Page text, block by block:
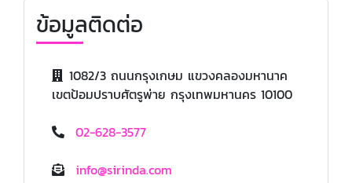
ข้อมูลติดต่อ
1082/3 ถนนกรุงเกษม แขวงคลองมหานาค
เขตป้อมปราบศัตรูพ่าย กรุงเทพมหานคร 10100
02-628-3577
info@sirinda.com